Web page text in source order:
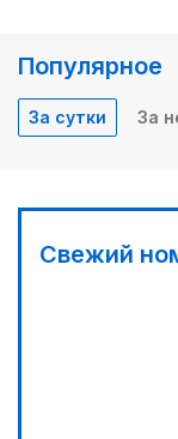
Популярное
За сутки За
Свежий